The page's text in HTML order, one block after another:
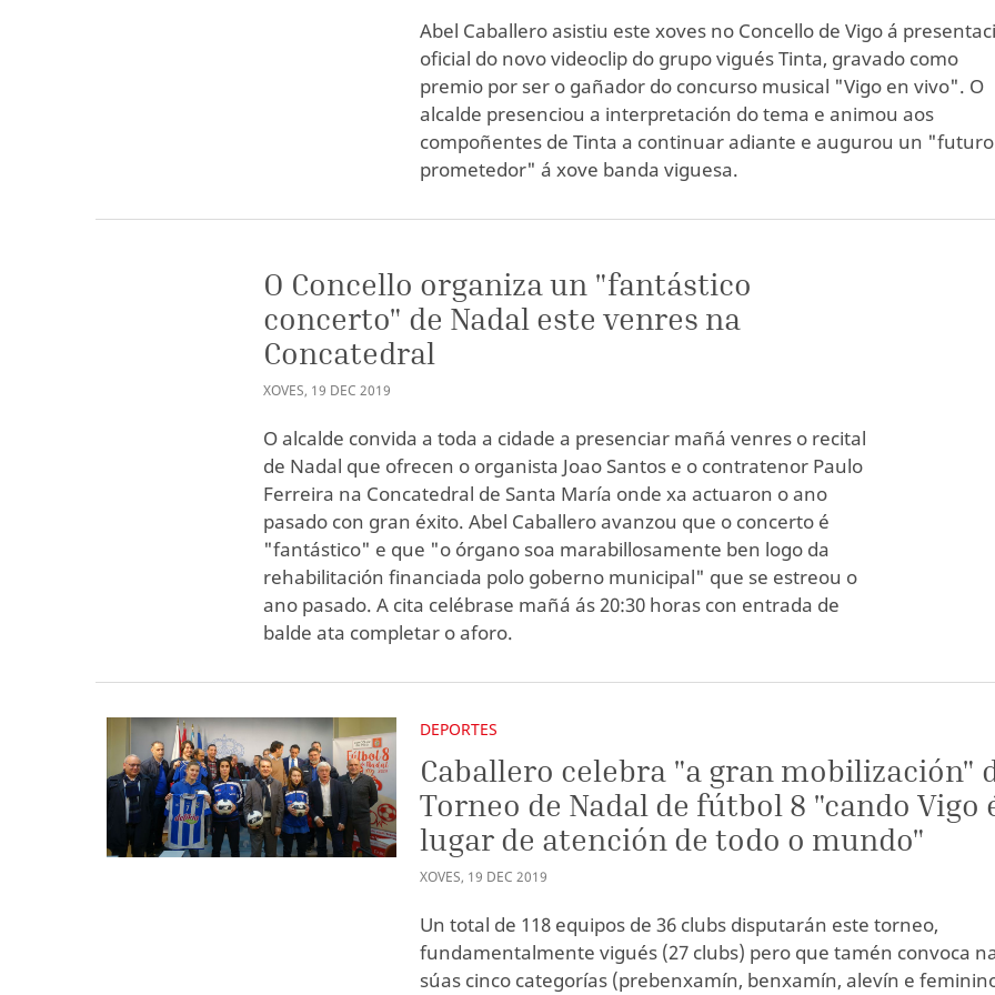
Abel Caballero asistiu este xoves no Concello de Vigo á
oficial do novo videoclip do grupo vigués Tinta, gravado como
premio por ser o gañador do concurso musical "Vigo en vivo". O
alcalde presenciou a interpretación do tema e animou aos
compoñentes de Tinta a continuar adiante e augurou un "futuro
prometedor" á xove banda viguesa.
O Concello organiza un "fantástico
concerto" de Nadal este venres na
Concatedral
XOVES, 19 DEC 2019
O alcalde convida a toda a cidade a presenciar mañá venres o recital
de Nadal que ofrecen o organista Joao Santos e o contratenor Paulo
Ferreira na Concatedral de Santa María onde xa actuaron o ano
pasado con gran éxito. Abel Caballero avanzou que o concerto é
"fantástico" e que "o órgano soa marabillosamente ben logo da
rehabilitación financiada polo goberno municipal" que se estreou o
ano pasado. A cita celébrase mañá ás 20:30 horas con entrada de
balde ata completar o aforo.
DEPORTES
Caballero celebra "a gran mobilización"
Torneo de Nadal de fútbol 8 "cando Vigo
lugar de atención de todo o mundo"
XOVES, 19 DEC 2019
Un total de 118 equipos de 36 clubs disputarán este torneo,
fundamentalmente vigués (27 clubs) pero que tamén convoca
súas cinco categorías (prebenxamín, benxamín, alevín e